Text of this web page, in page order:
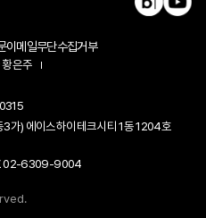
이메일무단수집거부
황은주
가) 에이스하이테크시티 1동 1204호
02-6309-9004